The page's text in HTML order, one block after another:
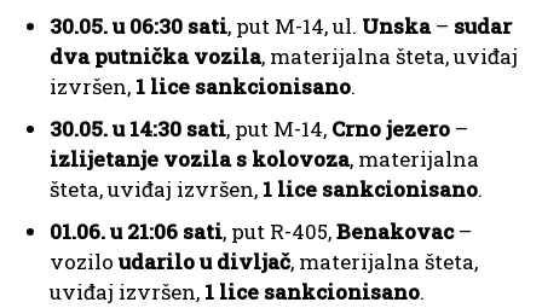
30.05. u 06:30 sati, put M-14, ul. Unska– sudar
dva putnička vozila, materijalna šteta, uviđaj
izvršen, 1 lice sankcionisano.
30.05. u 14:30 sati, put M-14, Crno jezero –
izlijetanje vozila s kolovoza, materijalna
šteta, uviđaj izvršen, 1 lice sankcionisano.
01.06. u 21:06 sati, put R-405,Benakovac–
vozilo udarilo u divljač, materijalna šteta,
uviđaj izvršen, 1 lice sankcionisano.